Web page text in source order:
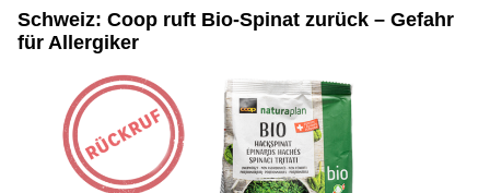
Schweiz: Coop ruft Bio-Spinat zurück – Gefahr
für Allergiker